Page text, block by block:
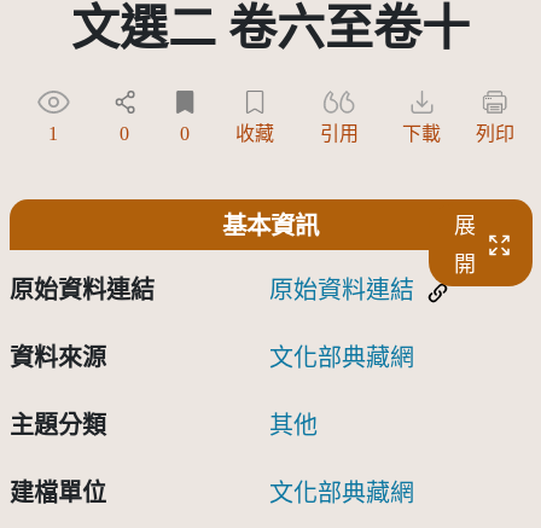
文選二 卷六至卷十
1 0 0 收藏 引用 下載 列印
基本資訊
展
開
原始資料連結 原始資料連結
資料來源 文化部典藏網
主題分類 其他
建檔單位 文化部典藏網